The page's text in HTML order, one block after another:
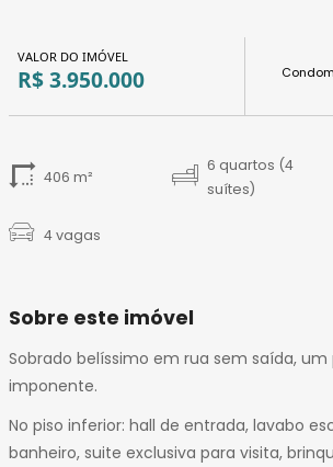
12
16
17
18
19
22
23
24
VALOR DO IMÓVEL
R$ 3.950.000
406 m²
6 quartos (4
suítes)
4 vagas
Sobre este imóvel
Sobrado belíssimo em rua sem saída,
imponente.
No piso inferior: hall de entrada, lavabo
banheiro, suite exclusiva para visita,